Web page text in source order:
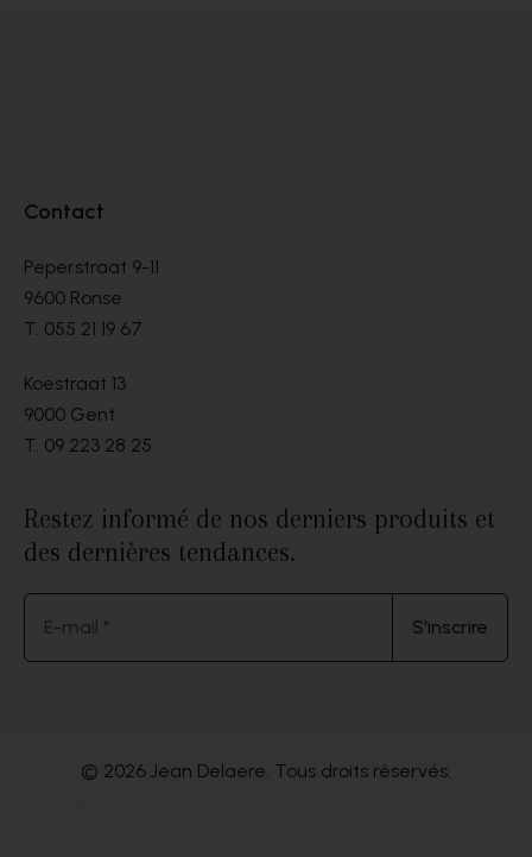
Contact
Peperstraat 9-11
9600 Ronse
T. 055 21 19 67
Koestraat 13
9000 Gent
T. 09 223 28 25
Restez informé de nos derniers produits et
des dernières tendances.
E-mail * S'inscrire
© 2026 Jean Delaere. Tous droits réservés.
.